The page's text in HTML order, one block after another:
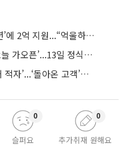
장혜선 이사장, ‘가정 밖 청소년’에 2억 지원...“억울하고 아파도 단단해지길”
2000억 수혈받은 홈플러스 ‘오늘 가오픈’...13일 정식 개장 시험대
쿠팡, 3대 악재 속 상반기 ‘최대 적자’...‘돌아온 고객’에 수익성 반등 주목
슬퍼요
0
추가취재 원해요
0